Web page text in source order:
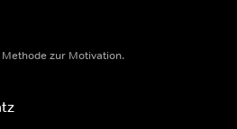
zur Motivation.